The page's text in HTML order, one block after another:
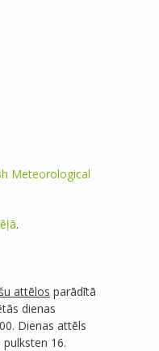
Meteorological
.
attēlos parādītā
dienas
Dienas attēls
16.